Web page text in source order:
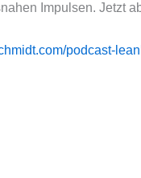
Impulsen. Jetzt
podcast-